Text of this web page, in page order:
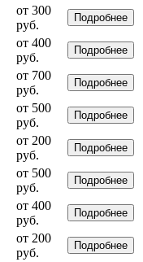
от 300
руб.
Подробнее
от 400
руб.
Подробнее
от 700
руб.
Подробнее
от 500
руб.
Подробнее
от 200
руб.
Подробнее
от 500
руб.
Подробнее
от 400
руб.
Подробнее
от 200
руб.
Подробнее